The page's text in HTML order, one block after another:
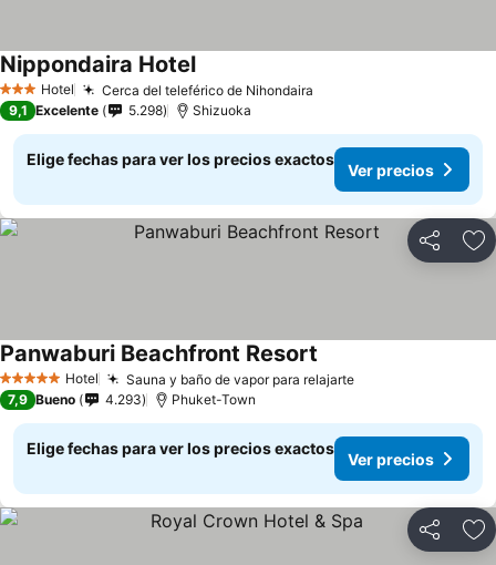
3 Estrellas
Hotel Cerca del teleférico de Nihondaira
Nippondaira Hotel
9,1 Excelente 5.298 Shizuoka
Elige fechas para ver los precios exactos
Ver precios
Compartir
5 Estrellas Hotel Sauna y baño de vapor para relajarte
Panwaburi Beachfront Resort
7,9 Bueno 4.293 Phuket-Town
Elige fechas para ver los precios exactos
Ver precios
Compartir